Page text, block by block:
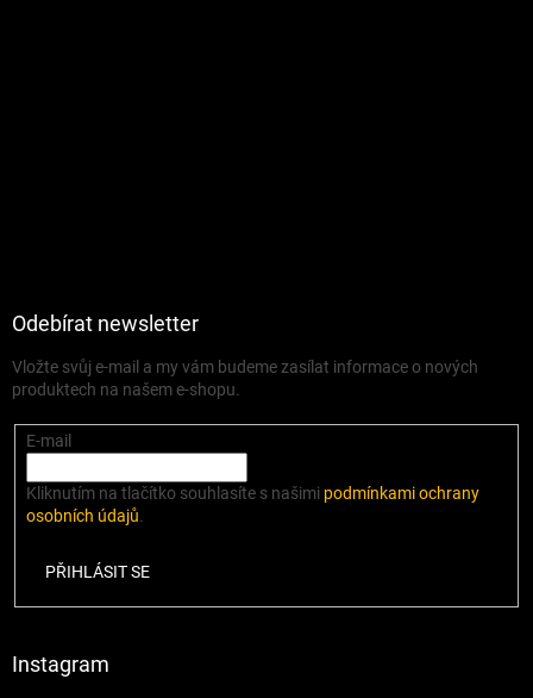
Odebírat newsletter
Vložte svůj e-mail a my vám budeme zasílat informace o nových
produktech na našem e-shopu.
E-mail
Kliknutím na tlačítko souhlasíte s našimi podmínkami ochrany
osobních údajů.
PŘIHLÁSIT SE
Instagram